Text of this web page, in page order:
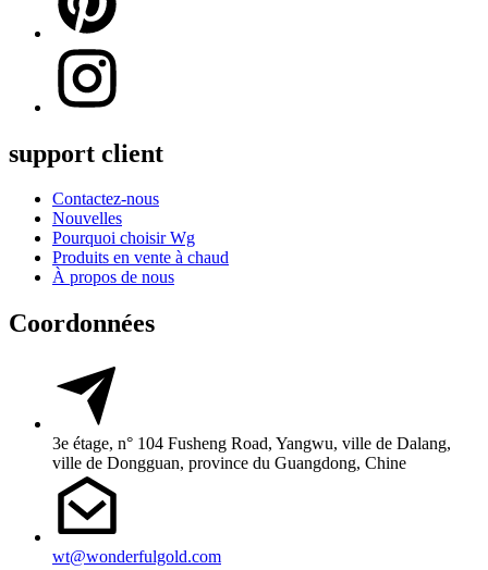
support client
Contactez-nous
Nouvelles
Pourquoi choisir Wg
Produits en vente à chaud
À propos de nous
Coordonnées
3e étage, n° 104 Fusheng Road, Yangwu, ville de Dalang,
ville de Dongguan, province du Guangdong, Chine
wt@wonderfulgold.com